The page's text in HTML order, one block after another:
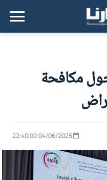
القائمة الرئيسية
مكافحة
04/06/2025 22:40:00